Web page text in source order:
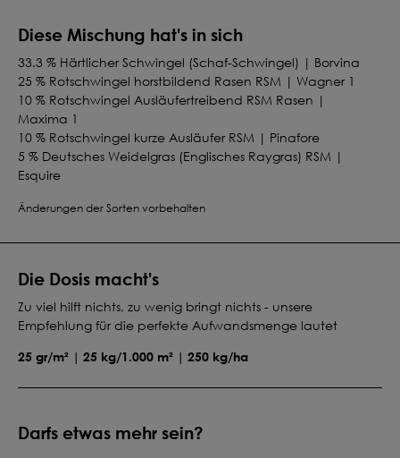
Diese Mischung hat's in sich
33.3 % Härtlicher Schwingel (Schaf-Schwingel) | Borvina
25 % Rotschwingel horstbildend Rasen RSM | Wagner 1
10 % Rotschwingel Ausläufertreibend RSM Rasen |
Maxima 1
10 % Rotschwingel kurze Ausläufer RSM | Pinafore
5 % Deutsches Weidelgras (Englisches Raygras) RSM |
Esquire
5 % Rotes Straußgras | Highland
Änderungen der Sorten vorbehalten
Die Dosis macht's
Zu viel hilft nichts, zu wenig bringt nichts - unsere
Empfehlung für die perfekte Aufwandsmenge lautet
25 gr/m² | 25 kg/1.000 m² | 250 kg/ha
Darfs etwas mehr sein?